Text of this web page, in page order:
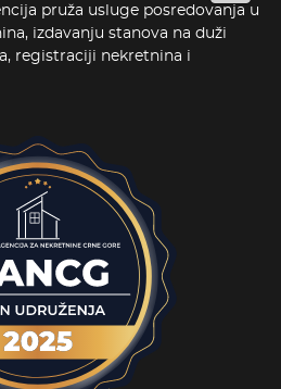
pruža usluge posredovanja u
izdavanju stanova na duži
registraciji nekretnina i